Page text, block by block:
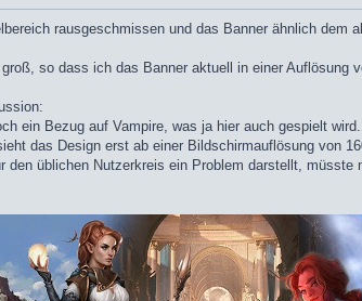
rausgeschmissen und das Banner ähnlich dem
so dass ich das Banner aktuell in einer Auflösung
ein Bezug auf Vampire, was ja hier auch gespielt wird.
das Design erst ab einer Bildschirmauflösung von
den üblichen Nutzerkreis ein Problem darstellt,